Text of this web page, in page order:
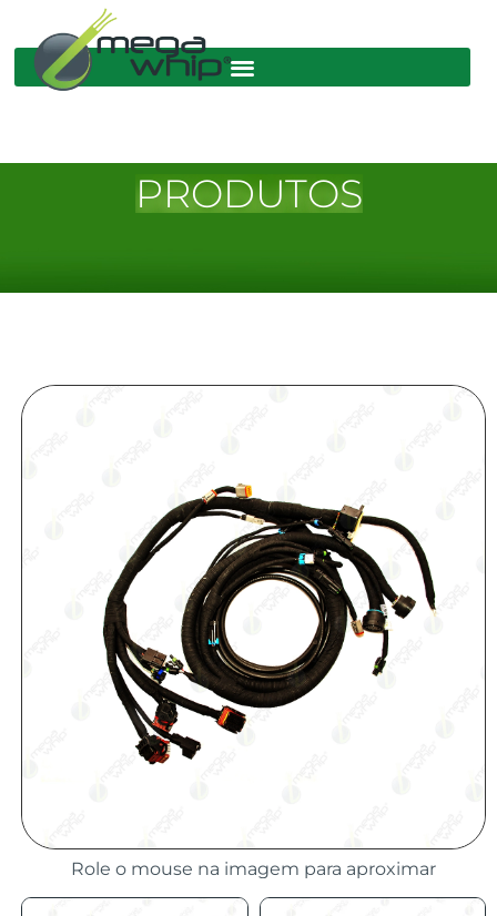
PRODUTOS
Role o mouse na imagem para aproximar